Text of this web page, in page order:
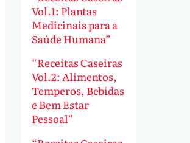
Vol.1: Plantas
Medicinais para a
Saúde Humana”
“Receitas Caseiras
Vol.2: Alimentos,
Temperos, Bebidas
e Bem Estar
Pessoal”